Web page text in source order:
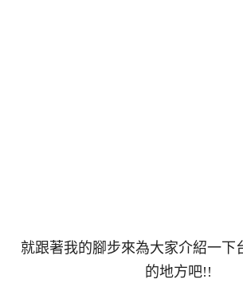
就跟著我的腳步來為大家介紹一下
的地方吧!!